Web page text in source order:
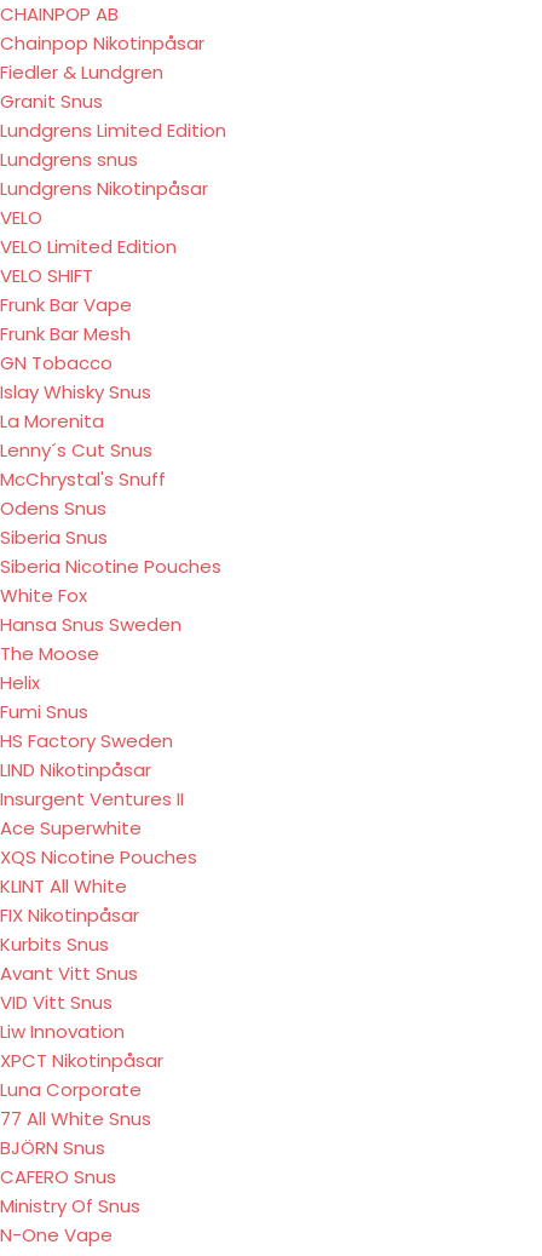
CHAINPOP AB
Chainpop Nikotinpåsar
Fiedler & Lundgren
Granit Snus
Lundgrens Limited Edition
Lundgrens snus
Lundgrens Nikotinpåsar
VELO
VELO Limited Edition
VELO SHIFT
Frunk Bar Vape
Frunk Bar Mesh
GN Tobacco
Islay Whisky Snus
La Morenita
Lenny´s Cut Snus
McChrystal's Snuff
Odens Snus
Siberia Snus
Siberia Nicotine Pouches
White Fox
Hansa Snus Sweden
The Moose
Helix
Fumi Snus
HS Factory Sweden
LIND Nikotinpåsar
Insurgent Ventures II
Ace Superwhite
XQS Nicotine Pouches
KLINT All White
FIX Nikotinpåsar
Kurbits Snus
Avant Vitt Snus
VID Vitt Snus
Liw Innovation
XPCT Nikotinpåsar
Luna Corporate
77 All White Snus
BJÖRN Snus
CAFERO Snus
Ministry Of Snus
N-One Vape